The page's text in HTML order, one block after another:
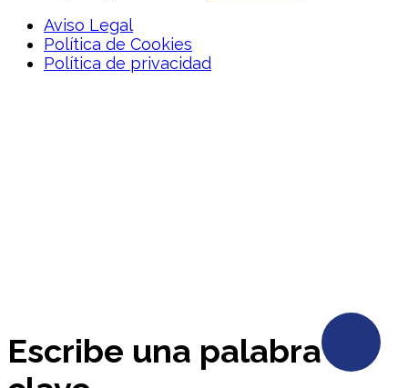
Aviso Legal
Política de Cookies
Política de privacidad
Escribe una palabra